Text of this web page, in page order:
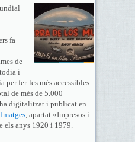
fa
de
i
per fer-les més accessibles.
de més de 5.000
digitalitzat i publicat en
, apartat «Impresos i
els anys 1920 i 1979.